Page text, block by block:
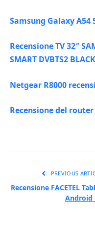
Samsung Galaxy A54
Recensione TV 32″
SMART DVBTS2
Netgear R8000
Recensione del router
PREVIOUS
Recensione FACETEL
Android